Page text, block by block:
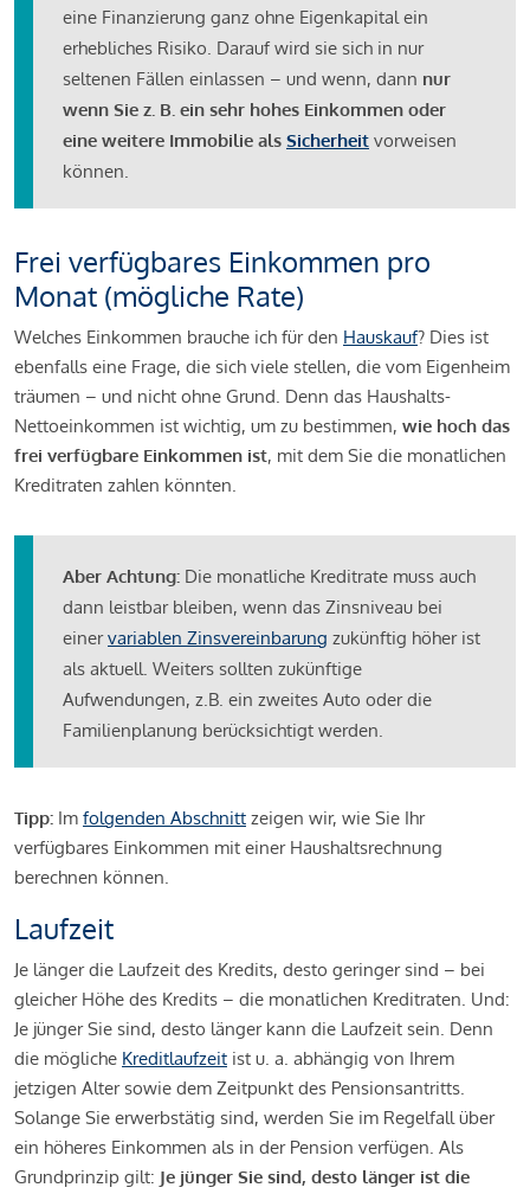
eine Finanzierung ganz ohne Eigenkapital ein
erhebliches Risiko. Darauf wird sie sich in nur
seltenen Fällen einlassen – und wenn, dann nur
wenn Sie z. B. ein sehr hohes Einkommen oder
eine weitere Immobilie als Sicherheit vorweisen
können.
Frei verfügbares Einkommen pro
Monat (mögliche Rate)
Welches Einkommen brauche ich für den Hauskauf? Dies ist
ebenfalls eine Frage, die sich viele stellen, die vom Eigenheim
träumen – und nicht ohne Grund. Denn das Haushalts-
Nettoeinkommen ist wichtig, um zu bestimmen, wie hoch das
frei verfügbare Einkommen ist, mit dem Sie die monatlichen
Kreditraten zahlen könnten.
Aber Achtung: Die monatliche Kreditrate muss auch
dann leistbar bleiben, wenn das Zinsniveau bei
einervariablen Zinsvereinbarung zukünftig höher ist
als aktuell. Weiters sollten zukünftige
Aufwendungen, z.B. ein zweites Auto oder die
Familienplanung berücksichtigt werden.
Tipp: Im folgenden Abschnitt zeigen wir, wie Sie Ihr
verfügbares Einkommen mit einer Haushaltsrechnung
berechnen können.
Laufzeit
Je länger die Laufzeit des Kredits, desto geringer sind – bei
gleicher Höhe des Kredits – die monatlichen Kreditraten. Und:
Je jünger Sie sind, desto länger kann die Laufzeit sein. Denn
die mögliche Kreditlaufzeit ist u. a. abhängig von Ihrem
jetzigen Alter sowie dem Zeitpunkt des Pensionsantritts.
Solange Sie erwerbstätig sind, werden Sie im Regelfall über
ein höheres Einkommen als in der Pension verfügen. Als
Grundprinzip gilt: Je jünger Sie sind, desto länger ist die